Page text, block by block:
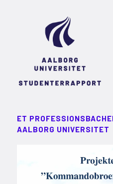
ET
AALBORG UNIVERSITET